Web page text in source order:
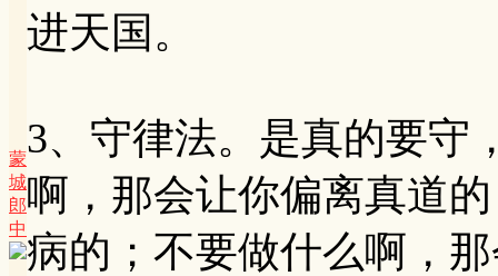
蒙
城
郎
中
进天国。
3、守律法。是真的要守
啊，那会让你偏离真道
病的；不要做什么啊，